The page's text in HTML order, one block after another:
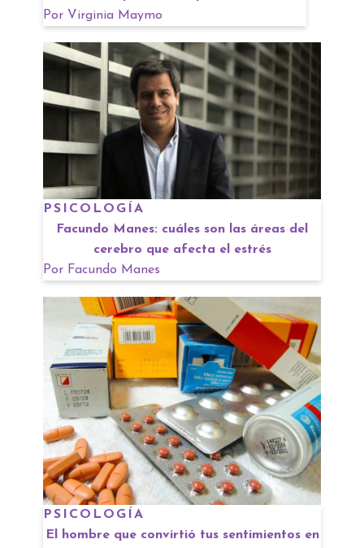
Por Virginia Maymo
PSICOLOGÍA
Facundo Manes: cuáles son las áreas del
cerebro que afecta el estrés
Por Facundo Manes
PSICOLOGÍA
El hombre que convirtió tus sentimientos en